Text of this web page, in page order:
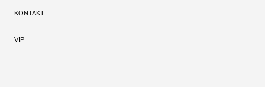
KONTAKT
VIP